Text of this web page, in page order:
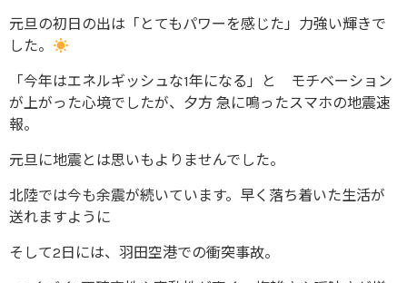
元旦の初日の出は「とてもパワーを感じた」力強い輝きで
した。
「今年はエネルギッシュな1年になる」と モチベーション
が上がった心境でしたが、夕方 急に鳴ったスマホの地震速
報。
元旦に地震とは思いもよりませんでした。
北陸では今も余震が続いています。早く落ち着いた生活が
送れますように
そして2日には、羽田空港での衝突事故。